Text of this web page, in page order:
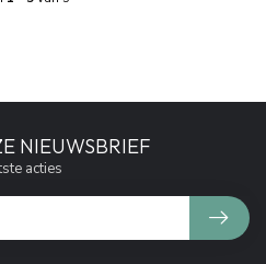
NIEUWSBRIEF
acties